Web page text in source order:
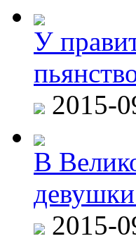
У
2015-
В
2015-